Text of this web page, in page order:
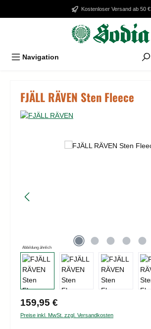
Zum Hauptinhalt springenKostenloser Versand ab 50 €
Navigation
FJÄLL RÄVEN Sten Fleece
Bildergalerie überspringen
Abbildung ähnlich
Regulärer Preis:
159,95 €
Preise inkl. MwSt. zzgl. Versandkosten